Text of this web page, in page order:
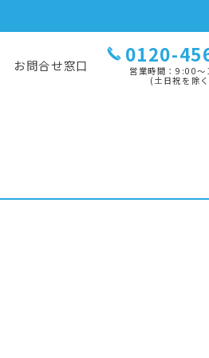
お問合せ窓口 0120-
営業時間：9:00
(土日祝を除